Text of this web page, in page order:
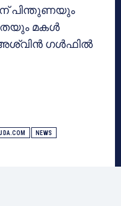
പിന്തുണയും
മകള്‍
ഗള്‍ഫില്‍
NEWS